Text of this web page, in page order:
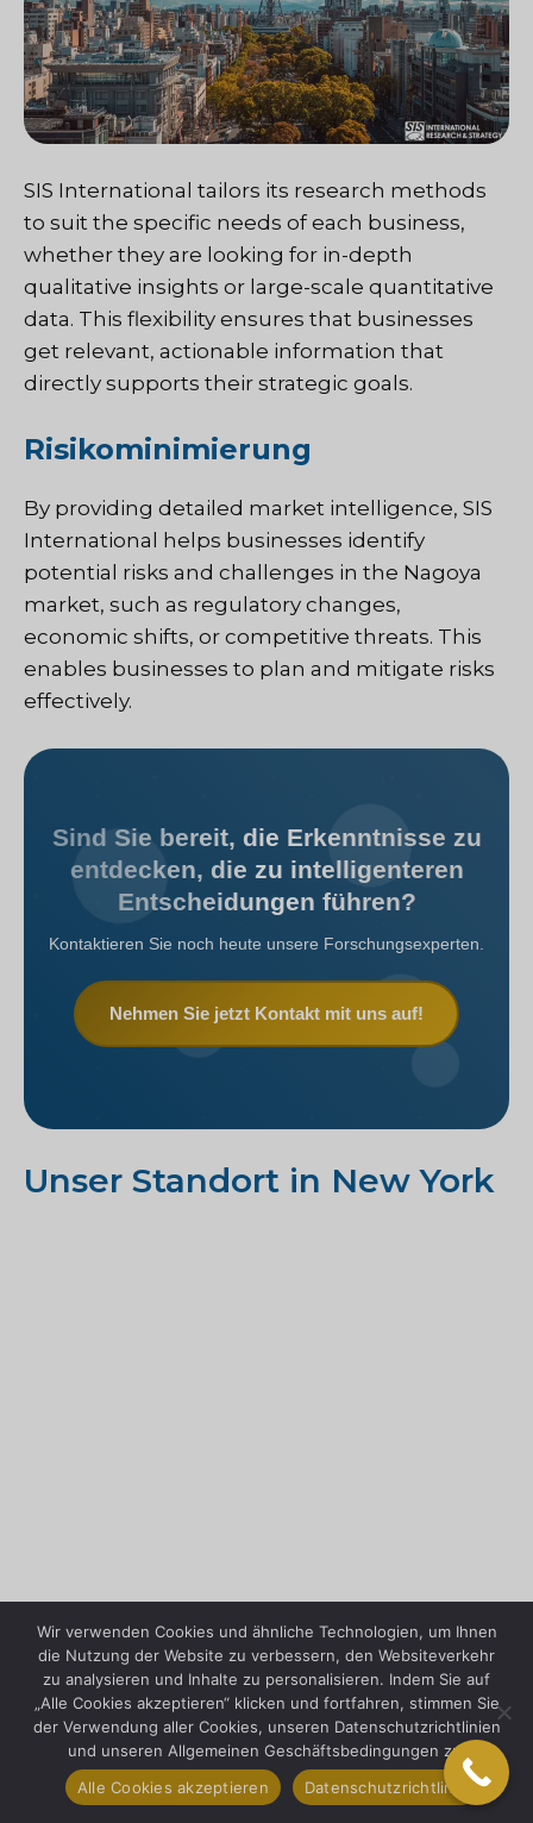
SIS International tailors its research methods
to suit the specific needs of each business,
whether they are looking for in-depth
qualitative insights or large-scale quantitative
data. This flexibility ensures that businesses
get relevant, actionable information that
directly supports their strategic goals.
Risikominimierung
By providing detailed market intelligence, SIS
International helps businesses identify
potential risks and challenges in the Nagoya
market, such as regulatory changes,
economic shifts, or competitive threats. This
enables businesses to plan and mitigate risks
effectively.
Sind Sie bereit, die Erkenntnisse zu
entdecken, die zu intelligenteren
Entscheidungen führen?
Kontaktieren Sie noch heute unsere Forschungsexperten.
Nehmen Sie jetzt Kontakt mit uns auf!
Unser Standort in New York
Wir verwenden Cookies und ähnliche Technologien, um Ihnen
die Nutzung der Website zu verbessern, den Websiteverkehr
zu analysieren und Inhalte zu personalisieren. Indem Sie auf
„Alle Cookies akzeptieren“ klicken und fortfahren, stimmen Sie
der Verwendung aller Cookies, unseren Datenschutzrichtlinien
und unseren Allgemeinen Geschäftsbedingungen zu.
Alle Cookies akzeptieren
Datenschutzrichtlinie